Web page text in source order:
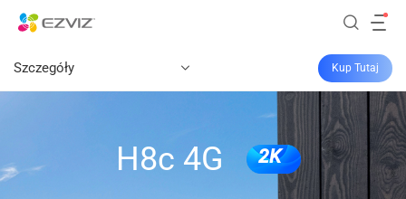
Szczegóły Kup Tutaj
H8c 4G 2K